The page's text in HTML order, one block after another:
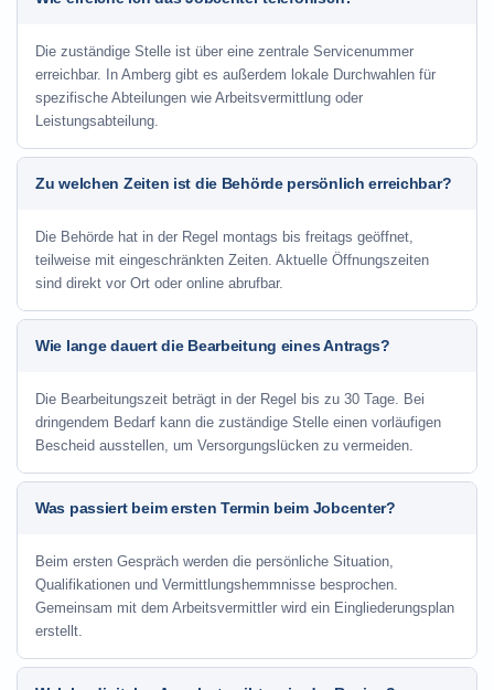
Die zuständige Stelle ist über eine zentrale Servicenummer
erreichbar. In Amberg gibt es außerdem lokale Durchwahlen für
spezifische Abteilungen wie Arbeitsvermittlung oder
Leistungsabteilung.
Zu welchen Zeiten ist die Behörde persönlich erreichbar?
Die Behörde hat in der Regel montags bis freitags geöffnet,
teilweise mit eingeschränkten Zeiten. Aktuelle Öffnungszeiten
sind direkt vor Ort oder online abrufbar.
Wie lange dauert die Bearbeitung eines Antrags?
Die Bearbeitungszeit beträgt in der Regel bis zu 30 Tage. Bei
dringendem Bedarf kann die zuständige Stelle einen vorläufigen
Bescheid ausstellen, um Versorgungslücken zu vermeiden.
Was passiert beim ersten Termin beim Jobcenter?
Beim ersten Gespräch werden die persönliche Situation,
Qualifikationen und Vermittlungshemmnisse besprochen.
Gemeinsam mit dem Arbeitsvermittler wird ein Eingliederungsplan
erstellt.